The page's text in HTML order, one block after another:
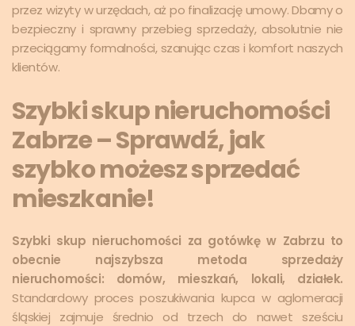
przez wizyty w urzędach, aż po finalizację umowy. Dbamy o
bezpieczny i sprawny przebieg sprzedaży, absolutnie nie
przeciągamy formalności, szanując czas i komfort naszych
klientów.
Szybki skup nieruchomości
Zabrze – Sprawdź, jak
szybko możesz sprzedać
mieszkanie!
Szybki skup nieruchomości za gotówkę w Zabrzu to
obecnie najszybsza metoda sprzedaży
nieruchomości: domów, mieszkań, lokali, działek.
Standardowy proces poszukiwania kupca w aglomeracji
śląskiej zajmuje średnio od trzech do nawet sześciu